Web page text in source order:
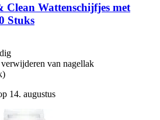
Clean Wattenschijfjes met
Stuks
van nagellak
14. augustus